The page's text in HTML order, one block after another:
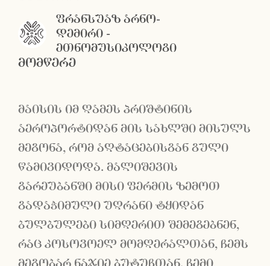
ფრანსუაზ არნო-
დემირი -
ეთნომუსიკოლოგი
მომწერე
მაისის იმ ღამეს პრიშტინის
აეროპორტიდან მის სახლში მისულს
მეგონა, რომ აღტაცებისგან გული
წამივიდოდა. მალიშევის
გარეუბანში მისი ფერმის ზემოთ
გადაჭიმული უღრანი ტყიდან
ბულბულები სიმღერით შემეგებნენ,
რაც კოსოვოელ მომღერალთან, ჩემს